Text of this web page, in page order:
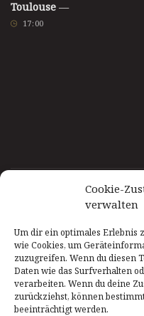
Cookie-
verwalten
Um dir ein optimales Erlebnis
wie Cookies, um
zuzugreifen. Wenn du diesen
Daten wie das Surfverhalten
verarbeiten. Wenn du deine
zurückziehst, können
beeinträchtigt werden.
Toulouse —
17: 00